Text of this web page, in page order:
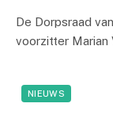
De Dorpsraad
voorzitter
NIEUWS